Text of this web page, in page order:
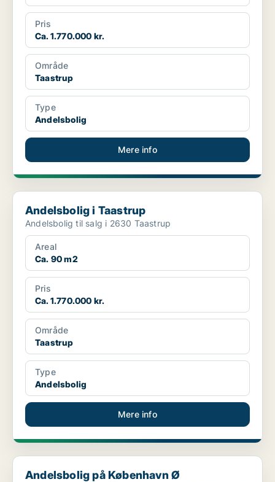
Pris
Ca. 1.770.000 kr.
Område
Taastrup
Type
Andelsbolig
Mere info
Andelsbolig i Taastrup
Andelsbolig i Taastrup
Andelsbolig til salg i 2630 Taastrup
Areal
Ca. 90 m2
Pris
Ca. 1.770.000 kr.
Område
Taastrup
Type
Andelsbolig
Mere info
Andelsbolig på København Ø
Andelsbolig på København Ø